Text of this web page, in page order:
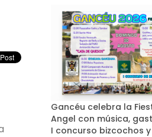
Gancéu celebra la
Angel con música,
I concurso bizcochos